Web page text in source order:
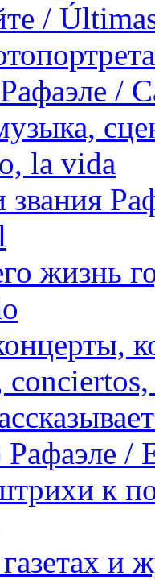
/
/
la vida
жизнь
/
к
и